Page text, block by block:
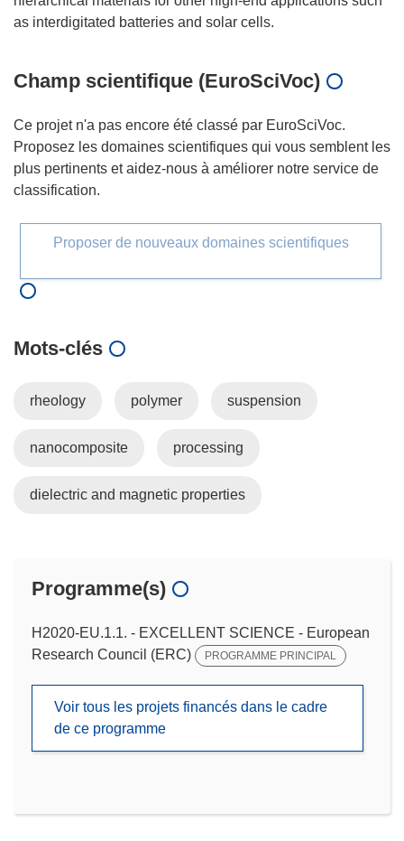
Champ scientifique (EuroSciVoc)
Ce projet n'a pas encore été classé par EuroSciVoc.
Proposez les domaines scientifiques qui vous semblent les
plus pertinents et aidez-nous à améliorer notre service de
classification.
Proposer de nouveaux domaines scientifiques
Mots‑clés
rheology polymer suspension
nanocomposite processing
dielectric and magnetic properties
Programme(s)
H2020-EU.1.1. - EXCELLENT SCIENCE - European
Research Council (ERC)
PROGRAMME PRINCIPAL
Voir tous les projets financés dans le cadre
de ce programme